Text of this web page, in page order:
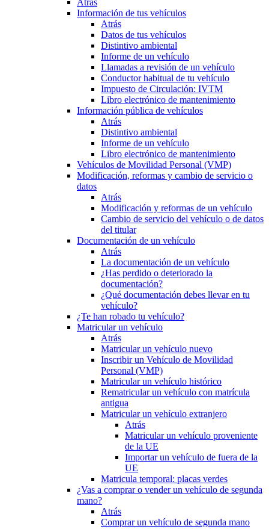
Atrás
Información de tus vehículos
Atrás
Datos de tus vehículos
Distintivo ambiental
Informe de un vehículo
Llamadas a revisión de un vehículo
Conductor habitual de tu vehículo
Impuesto de Circulación: IVTM
Libro electrónico de mantenimiento
Información pública de vehículos
Atrás
Distintivo ambiental
Informe de un vehículo
Libro electrónico de mantenimiento
Vehículos de Movilidad Personal (VMP)
Modificación, reformas y cambio de servicio o
datos
Atrás
Modificación y reformas de un vehículo
Cambio de servicio del vehículo o de datos
del titular
Documentación de un vehículo
Atrás
La documentación de un vehículo
¿Has perdido o deteriorado la
documentación?
¿Qué documentación debes llevar en tu
vehículo?
¿Te han robado tu vehículo?
Matricular un vehículo
Atrás
Matricular un vehículo nuevo
Inscribir un Vehículo de Movilidad
Personal (VMP)
Matricular un vehículo histórico
Rematricular un vehículo con matrícula
antigua
Matricular un vehículo extranjero
Atrás
Matricular un vehículo proveniente
de la UE
Importar un vehículo de fuera de la
UE
Matricula temporal: placas verdes
¿Vas a comprar o vender un vehículo de segunda
mano?
Atrás
Comprar un vehículo de segunda mano